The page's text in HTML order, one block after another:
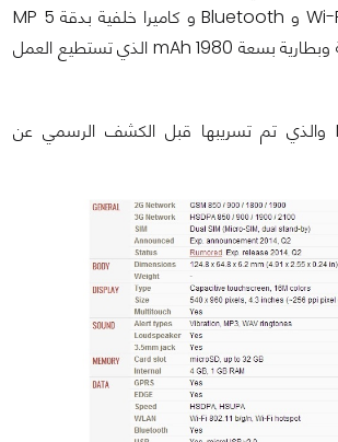
والاتصال الاسلكي Wi-Fi و Bluetooth و كاميرا خلفية بدقة 5 MP
ومن غير كاميرا أمامية وبطارية بسعة 1980 mAh الذي تستطيع العمل
Moto E والذي تم تسريبها قبل الكشف الرسمي عن